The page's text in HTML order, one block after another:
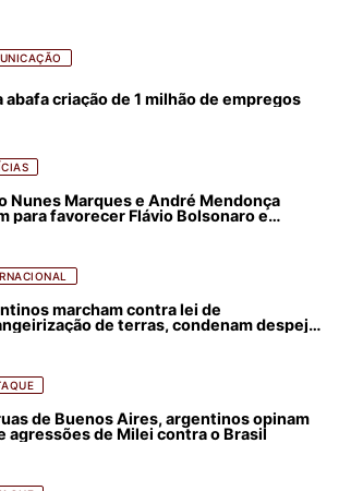
abafa criação de 1 milhão de empregos
Nunes Marques e André Mendonça
para favorecer Flávio Bolsonaro e
marcham contra lei de
de terras, condenam despejos
de Buenos Aires, argentinos opinam
agressões de Milei contra o Brasil